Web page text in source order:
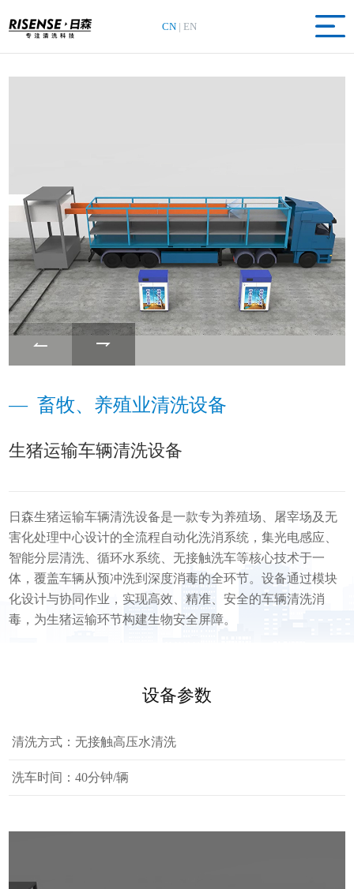
CN | EN
—畜牧、养殖业清洗设备
生猪运输车辆清洗设备
日森生猪运输车辆清洗设备是一款专为养殖场、屠宰场及无
害化处理中心设计的全流程自动化洗消系统，集光电感应、
智能分层清洗、循环水系统、无接触洗车等核心技术于一
体，覆盖车辆从预冲洗到深度消毒的全环节。设备通过模块
化设计与协同作业，实现高效、精准、安全的车辆清洗消
毒，为生猪运输环节构建生物安全屏障。
设备参数
清洗方式：无接触高压水清洗
洗车时间：40分钟/辆